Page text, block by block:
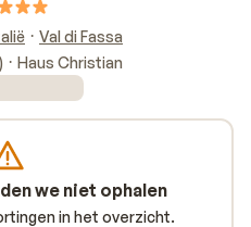
Val di Fassa
Haus Christian
we niet ophalen
in het overzicht.